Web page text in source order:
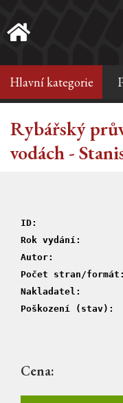
Hlavní kategorie
Rybářský
vodách -
ID:
Rok vydání:
Autor:
Počet stran/formát:
Nakladatel:
Poškození (stav):
Cena: